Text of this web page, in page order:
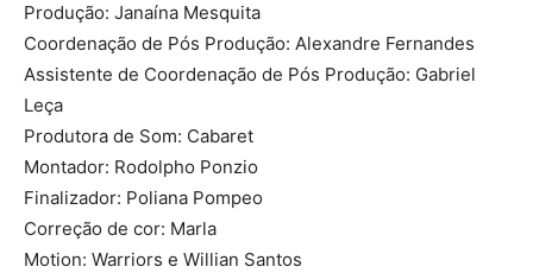
Produção: Janaína Mesquita
Coordenação de Pós Produção: Alexandre Fernandes
Assistente de Coordenação de Pós Produção: Gabriel
Leça
Produtora de Som: Cabaret
Montador: Rodolpho Ponzio
Finalizador: Poliana Pompeo
Correção de cor: Marla
Motion: Warriors e Willian Santos